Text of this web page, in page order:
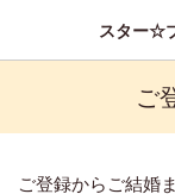
スター☆
ご
ご登録からご結婚